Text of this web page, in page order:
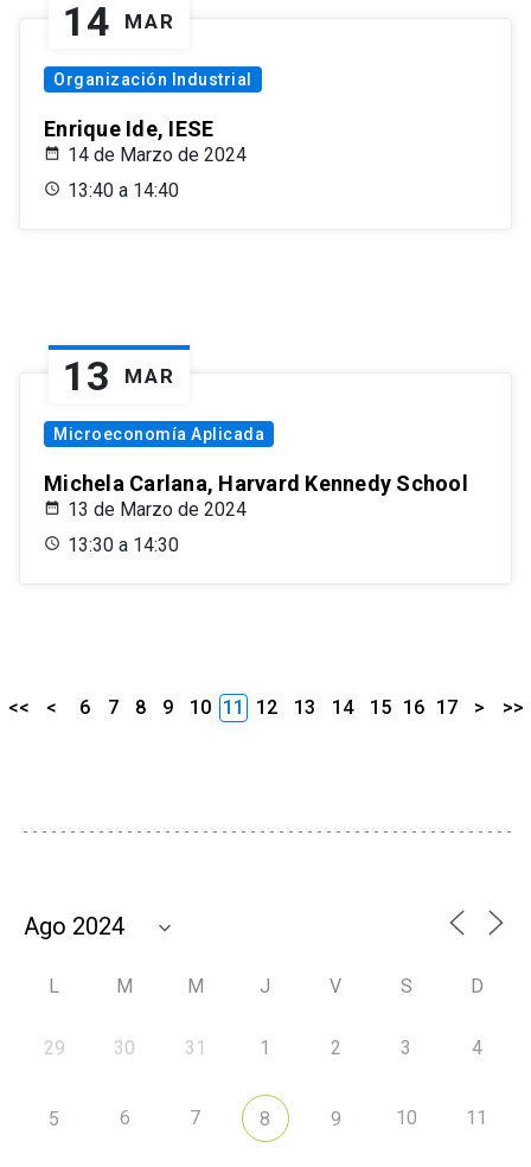
14 MAR
Organización Industrial
Enrique Ide, IESE
14 de Marzo de 2024
13:40 a 14:40
13 MAR
Microeconomía Aplicada
Michela Carlana, Harvard Kennedy School
13 de Marzo de 2024
13:30 a 14:30
<< < 6 7 8 9 10 11 12 13 14 15 16 17 > >>
L M M J V S D
29 30 31 1 2 3 4
5 6 7 8 9 10 11